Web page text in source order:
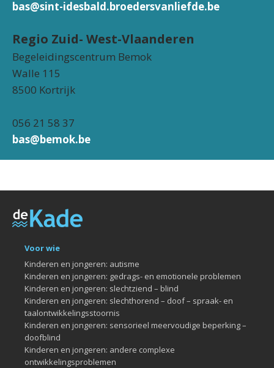
bas@sint-idesbald.broedersvanliefde.be
Regio Zuid- West-Vlaanderen
Begeleidingscentrum Bemok
Walle 115
8500 Kortrijk
056 21 58 37
bas@bemok.be
Voor wie
Kinderen en jongeren: autisme
Kinderen en jongeren: gedrags- en emotionele problemen
Kinderen en jongeren: slechtziend – blind
Kinderen en jongeren: slechthorend – doof – spraak- en
taalontwikkelingsstoornis
Kinderen en jongeren: sensorieel meervoudige beperking –
doofblind
Kinderen en jongeren: andere complexe
ontwikkelingsproblemen